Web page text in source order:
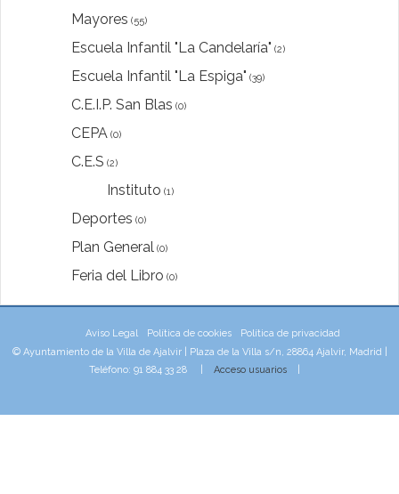
Mayores (55)
Escuela Infantil "La Candelaría" (2)
Escuela Infantil "La Espiga" (39)
C.E.I.P. San Blas (0)
CEPA (0)
C.E.S (2)
Instituto (1)
Deportes (0)
Plan General (0)
Feria del Libro (0)
Aviso Legal Política de cookies
Política de privacidad
© Ayuntamiento de la Villa de Ajalvir | Plaza de la Villa s/n, 28864 Ajalvir, Madrid |
Teléfono: 91 884 33 28 | Acceso usuarios|